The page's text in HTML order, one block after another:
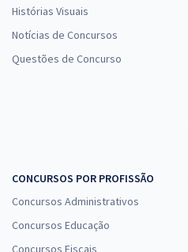
Histórias Visuais
Notícias de Concursos
Questões de Concurso
CONCURSOS POR PROFISSÃO
Concursos Administrativos
Concursos Educação
Concursos Fiscais